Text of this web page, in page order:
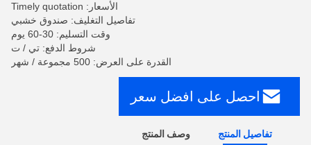
الأسعار: Timely quotation
تفاصيل التغليف: صندوق خشبي
وقت التسليم: 30-60 يوم
شروط الدفع: تي / ت
القدرة على العرض: 500 مجموعة / شهر
احصل على افضل سعر
تفاصيل المنتج وصف المنتج